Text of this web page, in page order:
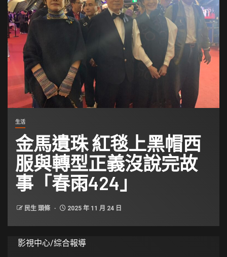
生活
金馬遺珠 紅毯上黑帽西
服與轉型正義沒說完故
事「春雨424」
民生 頭條 2025 年 11 月 24 日
影視中心/綜合報導